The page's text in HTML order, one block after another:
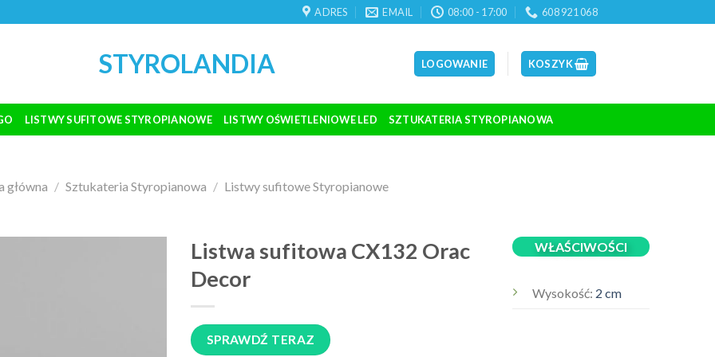
ADRES EMAIL 08:00 - 17:00 608 921 068
STYROLANDIA LOGOWANIE KOSZYK
LISTWY SUFITOWE STYROPIANOWE LISTWY OŚWIETLENIOWE LED SZTUKATERIA STYROPIANOWA
główna / Sztukateria Styropianowa / Listwy sufitowe Styropianowe
Listwa sufitowa CX132 Orac
Decor
SPRAWDŹ TERAZ
WŁAŚCIWOŚCI
Wysokość: 2 cm